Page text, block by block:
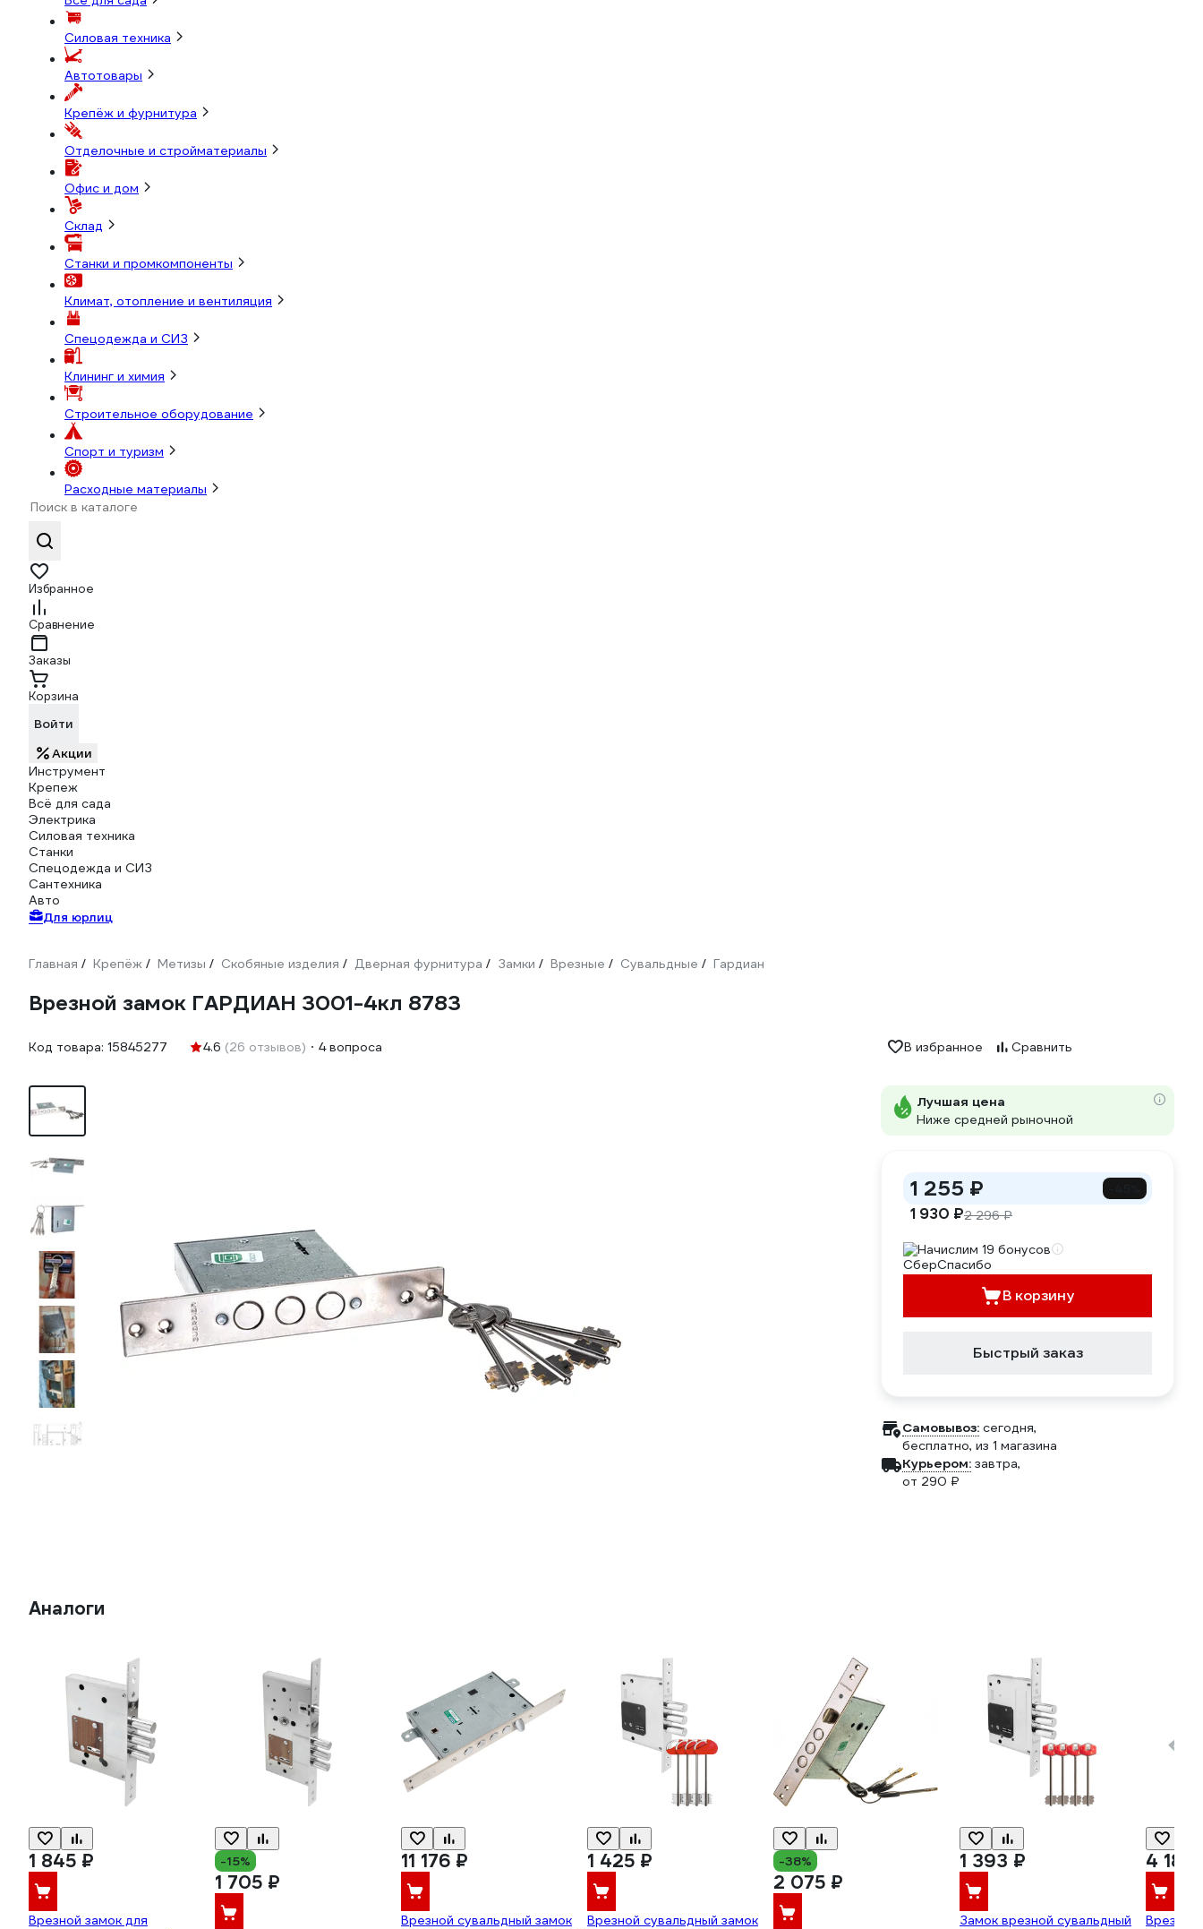
Силовая техника
Автотовары
Крепёж и фурнитура
Отделочные и стройматериалы
Офис и дом
Склад
Станки и промкомпоненты
Климат, отопление и вентиляция
Спецодежда и СИЗ
Клининг и химия
Строительное оборудование
Спорт и туризм
Расходные материалы
Избранное
Сравнение
Заказы
Корзина
Войти
Акции
Инструмент
Крепеж
Всё для сада
Электрика
Силовая техника
Станки
Спецодежда и СИЗ
Сантехника
Авто
Для юрлиц
Главная / Крепёж / Метизы / Скобяные изделия / Дверная фурнитура / Замки / Врезные / Сувальдные / Гардиан
Врезной замок ГАРДИАН 3001-4кл 8783
Код товара: 15845277 4.6 (26 отзывов) 4 вопроса В избранное Сравнить
Лучшая цена
Ниже средней рыночной
1 255 ₽
1 930 ₽2 296 ₽
Начислим 19 бонусов
В корзину
Быстрый заказ
Самовывоз: сегодня,
бесплатно, из 1 магазина
Курьером: завтра,
от 290 ₽
Аналоги
1 845 ₽
Врезной замок для
-15%
1 705 ₽
11 176 ₽
Врезной сувальдный замок
1 425 ₽
Врезной сувальдный замок
-38%
2 075 ₽
1 393 ₽
Замок врезной сувальдный
4 186